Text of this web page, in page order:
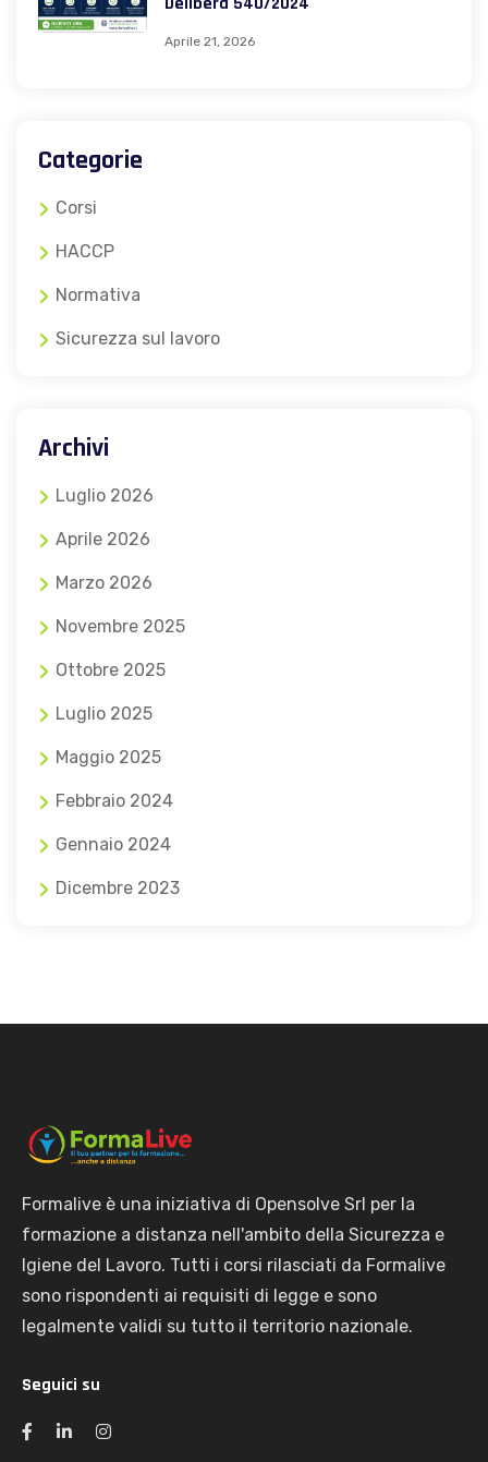
Aprile 21, 2026
Categorie
Corsi
HACCP
Normativa
Sicurezza sul lavoro
Archivi
Luglio 2026
Aprile 2026
Marzo 2026
Novembre 2025
Ottobre 2025
Luglio 2025
Maggio 2025
Febbraio 2024
Gennaio 2024
Dicembre 2023
Formalive è una iniziativa di Opensolve Srl per la
formazione a distanza nell'ambito della Sicurezza e
Igiene del Lavoro. Tutti i corsi rilasciati da Formalive
sono rispondenti ai requisiti di legge e sono
legalmente validi su tutto il territorio nazionale.
Seguici su